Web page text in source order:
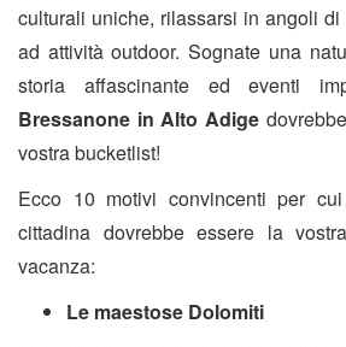
culturali uniche, rilassarsi in angoli
ad attività outdoor. Sognate una
storia affascinante ed eventi
Bressanone in Alto Adige
vostra bucketlist!
Ecco 10 motivi convincenti per
cittadina dovrebbe essere la
vacanza:
Le maestose Dolomiti